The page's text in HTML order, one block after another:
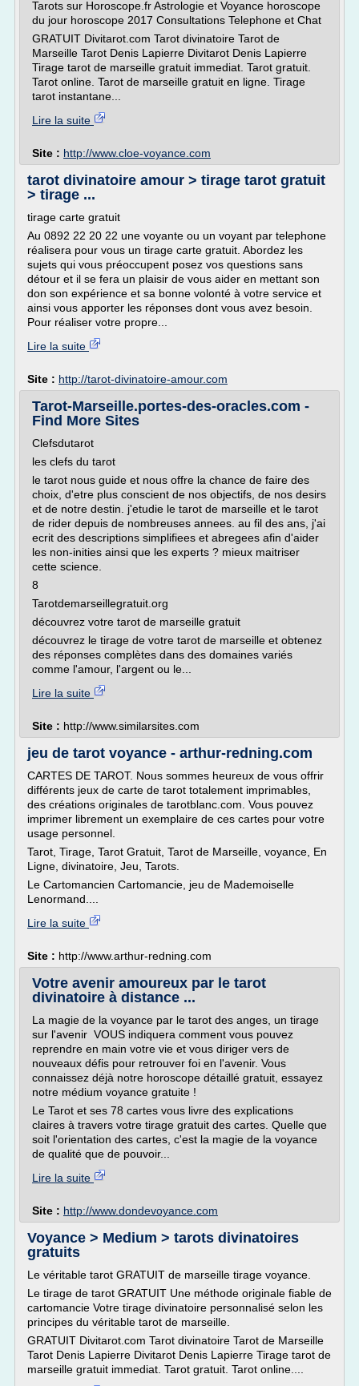
Tarots sur Horoscope.fr Astrologie et Voyance horoscope
du jour horoscope 2017 Consultations Telephone et Chat
GRATUIT Divitarot.com Tarot divinatoire Tarot de
Marseille Tarot Denis Lapierre Divitarot Denis Lapierre
Tirage tarot de marseille gratuit immediat. Tarot gratuit.
Tarot online. Tarot de marseille gratuit en ligne. Tirage
tarot instantane...
Lire la suite
Site : http://www.cloe-voyance.com
tarot divinatoire amour > tirage tarot gratuit
> tirage ...
tirage carte gratuit
Au 0892 22 20 22 une voyante ou un voyant par telephone
réalisera pour vous un tirage carte gratuit. Abordez les
sujets qui vous préoccupent posez vos questions sans
détour et il se fera un plaisir de vous aider en mettant son
don son expérience et sa bonne volonté à votre service et
ainsi vous apporter les réponses dont vous avez besoin.
Pour réaliser votre propre...
Lire la suite
Site : http://tarot-divinatoire-amour.com
Tarot-Marseille.portes-des-oracles.com -
Find More Sites
Clefsdutarot
les clefs du tarot
le tarot nous guide et nous offre la chance de faire des
choix, d'etre plus conscient de nos objectifs, de nos desirs
et de notre destin. j'etudie le tarot de marseille et le tarot
de rider depuis de nombreuses annees. au fil des ans, j'ai
ecrit des descriptions simplifiees et abregees afin d'aider
les non-inities ainsi que les experts ? mieux maitriser
cette science.
8
Tarotdemarseillegratuit.org
découvrez votre tarot de marseille gratuit
découvrez le tirage de votre tarot de marseille et obtenez
des réponses complètes dans des domaines variés
comme l'amour, l'argent ou le...
Lire la suite
Site : http://www.similarsites.com
jeu de tarot voyance - arthur-redning.com
CARTES DE TAROT. Nous sommes heureux de vous offrir
différents jeux de carte de tarot totalement imprimables,
des créations originales de tarotblanc.com. Vous pouvez
imprimer librement un exemplaire de ces cartes pour votre
usage personnel.
Tarot, Tirage, Tarot Gratuit, Tarot de Marseille, voyance, En
Ligne, divinatoire, Jeu, Tarots.
Le Cartomancien Cartomancie, jeu de Mademoiselle
Lenormand....
Lire la suite
Site : http://www.arthur-redning.com
Votre avenir amoureux par le tarot
divinatoire à distance ...
La magie de la voyance par le tarot des anges, un tirage
sur l'avenir VOUS indiquera comment vous pouvez
reprendre en main votre vie et vous diriger vers de
nouveaux défis pour retrouver foi en l'avenir. Vous
connaissez déjà notre horoscope détaillé gratuit, essayez
notre médium voyance gratuite !
Le Tarot et ses 78 cartes vous livre des explications
claires à travers votre tirage gratuit des cartes. Quelle que
soit l'orientation des cartes, c'est la magie de la voyance
de qualité que de pouvoir...
Lire la suite
Site : http://www.dondevoyance.com
Voyance > Medium > tarots divinatoires
gratuits
Le véritable tarot GRATUIT de marseille tirage voyance.
Le tirage de tarot GRATUIT Une méthode originale fiable de
cartomancie Votre tirage divinatoire personnalisé selon les
principes du véritable tarot de marseille.
GRATUIT Divitarot.com Tarot divinatoire Tarot de Marseille
Tarot Denis Lapierre Divitarot Denis Lapierre Tirage tarot de
marseille gratuit immediat. Tarot gratuit. Tarot online....